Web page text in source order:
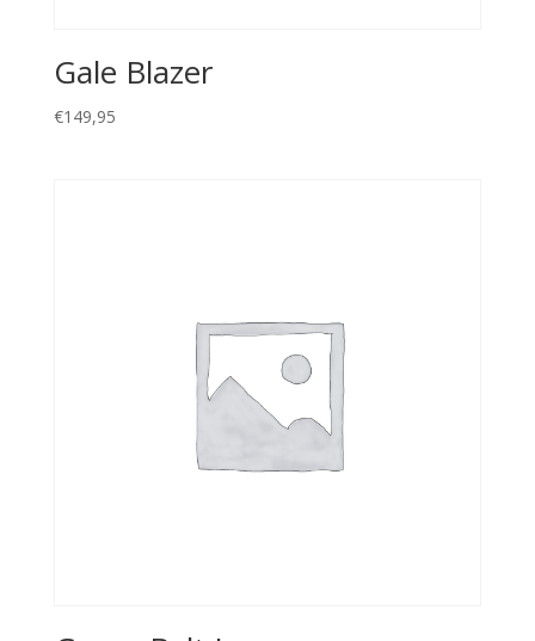
Gale Blazer
€149,95